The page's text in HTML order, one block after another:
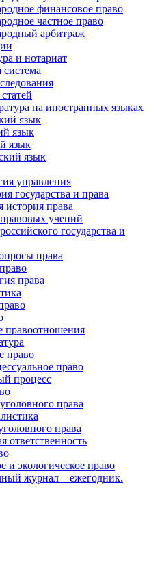
финансовое право
частное право
арбитраж
и нотариат
система
на иностранных языках
язык
язык
язык
язык
управления
государства и права
история права
учений
государства и
права
права
правоотношения
право
право
процесс
права
права
ответственность
и экологическое право
журнал – ежегодник.